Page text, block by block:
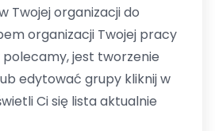
Twojej organizacji do
organizacji Twojej pracy
jest tworzenie
edytować grupy kliknij w
Ci się lista aktualnie